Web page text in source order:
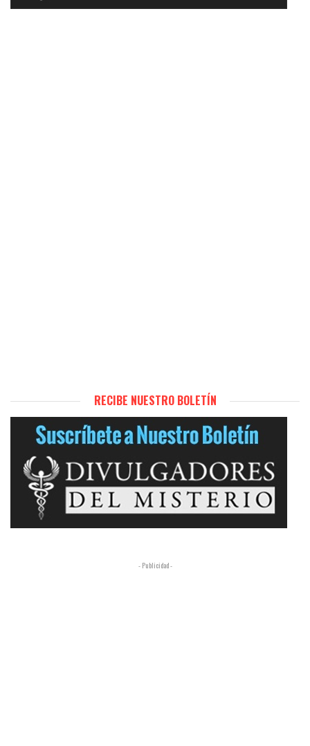
RECIBE NUESTRO BOLETÍN
- Publicidad -